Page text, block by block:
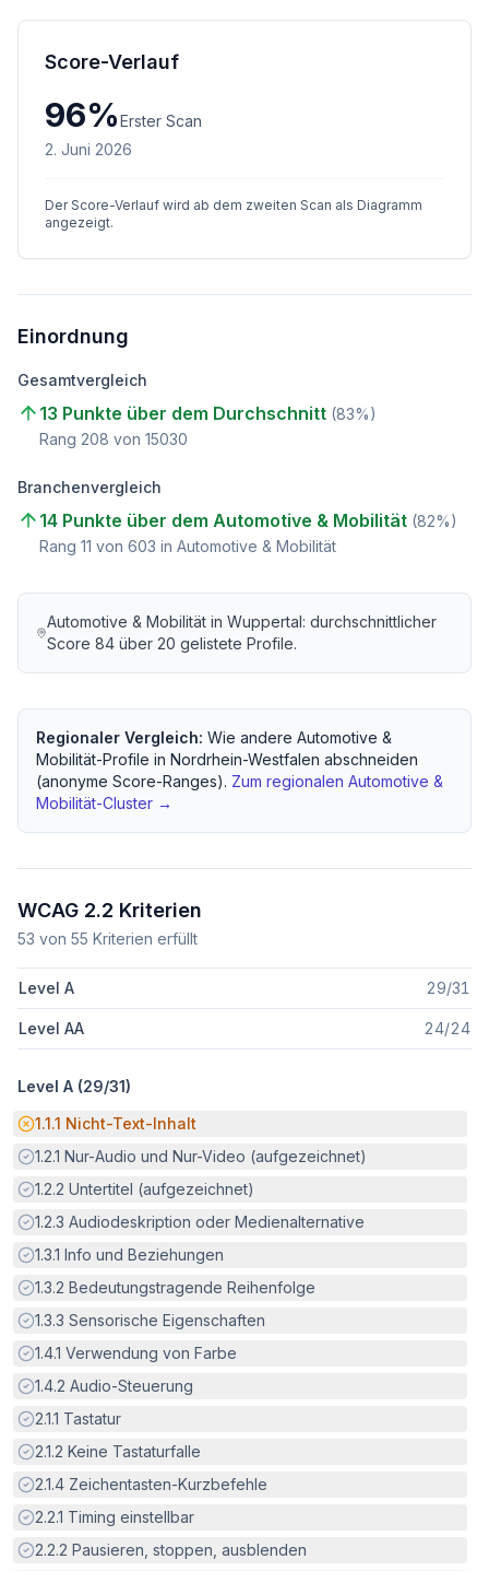
Score-Verlauf
96%Erster Scan
2. Juni 2026
Der Score-Verlauf wird ab dem zweiten Scan als Diagramm
angezeigt.
Einordnung
Gesamtvergleich
13 Punkte über dem Durchschnitt (83%)
Rang 208 von 15030
Branchenvergleich
14 Punkte über dem Automotive & Mobilität (82%)
Rang 11 von 603 in Automotive & Mobilität
Automotive & Mobilität inWuppertal: durchschnittlicher
Score84 über20 gelistete Profile.
Regionaler Vergleich: Wie andere Automotive &
Mobilität-Profile in Nordrhein-Westfalen abschneiden
(anonyme Score-Ranges). Zum regionalen Automotive &
Mobilität-Cluster →
WCAG 2.2 Kriterien
53 von 55 Kriterien erfüllt
Level A 29/31
Level AA 24/24
Level A (29/31)
Potenzielle Barriere:
1.1.1 Nicht-Text-Inhalt
Erfüllt:
1.2.1 Nur-Audio und Nur-Video (aufgezeichnet)
Erfüllt:
1.2.2 Untertitel (aufgezeichnet)
Erfüllt:
1.2.3 Audiodeskription oder Medienalternative
Erfüllt:
1.3.1 Info und Beziehungen
Erfüllt:
1.3.2 Bedeutungstragende Reihenfolge
Erfüllt:
1.3.3 Sensorische Eigenschaften
Erfüllt:
1.4.1 Verwendung von Farbe
Erfüllt:
1.4.2 Audio-Steuerung
Erfüllt:
2.1.1 Tastatur
Erfüllt:
2.1.2 Keine Tastaturfalle
Erfüllt:
2.1.4 Zeichentasten-Kurzbefehle
Erfüllt:
2.2.1 Timing einstellbar
Erfüllt:
2.2.2 Pausieren, stoppen, ausblenden